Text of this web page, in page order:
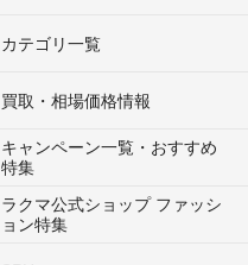
カテゴリ一覧
買取・相場価格情報
キャンペーン一覧・おすすめ
特集
ラクマ公式ショップ ファッシ
ョン特集